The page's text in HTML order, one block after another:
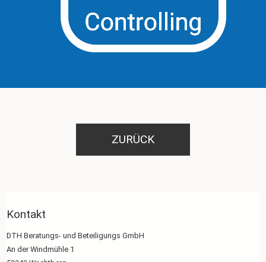
ZURÜCK
Kontakt
DTH Beratungs- und Beteiligungs GmbH
An der Windmühle 1